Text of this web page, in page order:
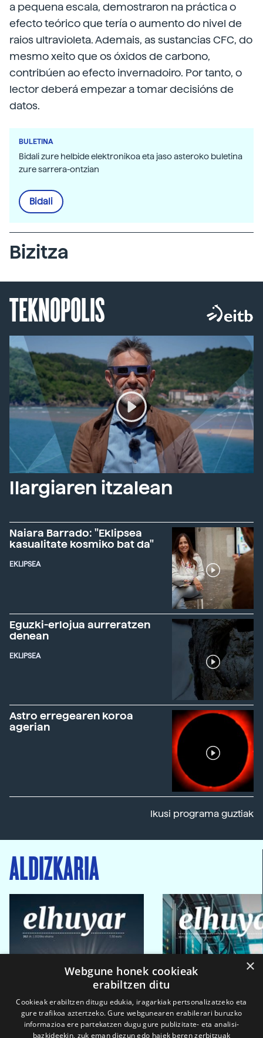
a pequena escala, demostraron na práctica o
efecto teórico que tería o aumento do nivel de
raios ultravioleta. Ademais, as sustancias CFC, do
mesmo xeito que os óxidos de carbono,
contribúen ao efecto invernadoiro. Por tanto, o
lector deberá empezar a tomar decisións de
datos.
BULETINA
Bidali zure helbide elektronikoa eta jaso asteroko buletina
zure sarrera-ontzian
Bidali
Bizitza
TEKNOPOLIS
Ilargiaren itzalean
Naiara Barrado: "Eklipsea
kasualitate kosmiko bat da"
EKLIPSEA
Eguzki-erlojua aurreratzen
denean
EKLIPSEA
Astro erregearen koroa
agerian
Ikusi programa guztiak
ALDIZKARIA
×
Webgune honek cookieak
erabiltzen ditu
Cookieak erabiltzen ditugu edukia, iragarkiak pertsonalizatzeko eta
gure trafikoa aztertzeko. Gure webgunearen erabilerari buruzko
informazioa ere partekatzen dugu gure publizitate- eta analisi-
bazkideekin, zuk eman diezun edo haiek beren zerbitzuak